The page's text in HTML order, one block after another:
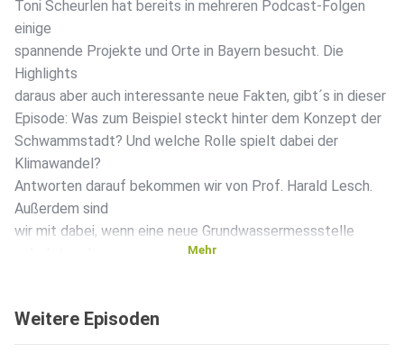
Toni Scheurlen hat bereits in mehreren Podcast-Folgen
einige
spannende Projekte und Orte in Bayern besucht. Die
Highlights
daraus aber auch interessante neue Fakten, gibt´s in dieser
Episode: Was zum Beispiel steckt hinter dem Konzept der
Schwammstadt? Und welche Rolle spielt dabei der
Klimawandel?
Antworten darauf bekommen wir von Prof. Harald Lesch.
Außerdem sind
wir mit dabei, wenn eine neue Grundwassermessstelle
wichtig für uns sind und welche besondere Rolle der
Mehr
Weitere Episoden